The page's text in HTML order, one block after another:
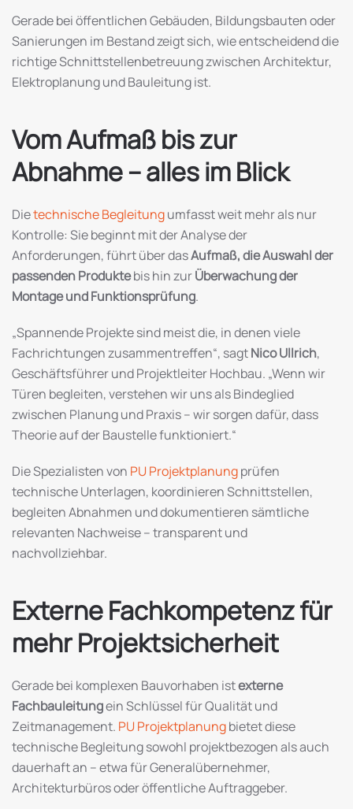
Gerade bei öffentlichen Gebäuden, Bildungsbauten oder
Sanierungen im Bestand zeigt sich, wie entscheidend die
richtige Schnittstellenbetreuung zwischen Architektur,
Elektroplanung und Bauleitung ist.
Vom Aufmaß bis zur
Abnahme – alles im Blick
Dietechnische Begleitungumfasst weit mehr als nur
Kontrolle: Sie beginnt mit der Analyse der
Anforderungen, führt über dasAufmaß, die Auswahl der
passenden Produktebis hin zurÜberwachung der
Montage und Funktionsprüfung.
„Spannende Projekte sind meist die, in denen viele
Fachrichtungen zusammentreffen“, sagtNico Ullrich,
Geschäftsführer und Projektleiter Hochbau. „Wenn wir
Türen begleiten, verstehen wir uns als Bindeglied
zwischen Planung und Praxis – wir sorgen dafür, dass
Theorie auf der Baustelle funktioniert.“
Die Spezialisten von PU Projektplanungprüfen
technische Unterlagen, koordinieren Schnittstellen,
begleiten Abnahmen und dokumentieren sämtliche
relevanten Nachweise – transparent und
nachvollziehbar.
Externe Fachkompetenz für
mehr Projektsicherheit
Gerade bei komplexen Bauvorhaben istexterne
Fachbauleitungein Schlüssel für Qualität und
Zeitmanagement. PU Projektplanungbietet diese
technische Begleitung sowohl projektbezogen als auch
dauerhaft an – etwa für Generalübernehmer,
Architekturbüros oder öffentliche Auftraggeber.